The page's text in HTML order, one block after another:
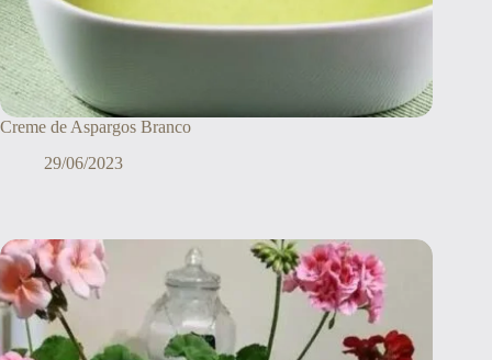
Creme de Aspargos Branco
29/06/2023